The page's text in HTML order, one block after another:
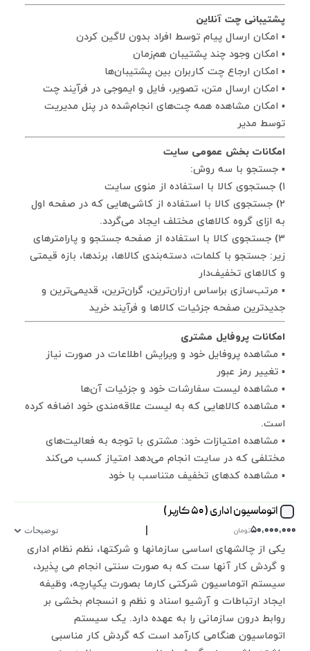
پشتیبانی چت آنلاین
▪ امکان ارسال پیام توسط افراد بدون لاگین کردن
▪ امکان وجود چند پشتیبان هم‌زمان
▪ امکان ارجاع چت کاربران بین پشتیبان‌ها
▪ امکان ارسال متن، تصویر، فایل و ایموجی در فرآیند چت
▪ امکان مشاهده همه چت‌های انجام‌شده در پنل مدیریت
توسط مدیر
امکانات بخش عمومی سایت
▪ جستجو با سه روش:
۱) جستجوی کالا با استفاده از منوی سایت
۲) جستجوی کالا با استفاده از کاشی‌هایی که در صفحه اول
به ازای گروه کالاهای مختلف ایجاد می‌گردد.
۳) جستجوی کالا با استفاده از صفحه جستجو و پارامترهای
زیر: جستجو با کلمات، دسته‌بندی کالاها، برندها، بازه قیمتی
و کالاهای تخفیف‌دار
▪ مرتب‌سازی براساس ارزان‌ترین، گران‌ترین، قدیمی‌ترین و
جدیدترین صفحه جزئیات کالاها و فرآیند خرید
امکانات پروفایل مشتری
▪ مشاهده پروفایل خود و ویرایش اطلاعات در صورت نیاز
▪ تغییر رمز عبور
▪ مشاهده لیست سفارشات خود و جزئیات آن‌ها
▪ مشاهده کالاهایی که به لیست علاقه‌مندی خود اضافه کرده
است.
▪ مشاهده امتیازات خود: مشتری با توجه به فعالیت‌های
مختلفی که در سایت انجام می‌دهد امتیاز کسب می‌کند
▪ مشاهده کدهای تخفیف متناسب با خود
اتوماسیون اداری ( ۵۰ کاربر )
۵۰,۰۰۰,۰۰۰تومان | توضیحات
یکی از چالشهای اساسی سازمانها و شرکتها، نظم نظام اداری
و گردش کار آنها ست که به صورت سنتی انجام می پذیرد،
سیستم اتوماسیون شرکتی کارما بصورت یکپارچه، وظیفه
ایجاد ارتباطات و آرشیو اسناد و نظم و انسجام بخشی بر
روابط درون سازمانی را به عهده دارد. یک سیستم
اتوماسیون هنگامی کارآمد است که گردش کار مناسبی